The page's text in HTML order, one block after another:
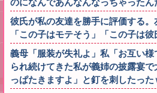
のになんであんなんなっちゃったん
彼氏が私の友達を勝手に評価する
「この子はモテそう」「この子は彼
義母「服装が失礼よ」私「お互い
られ続けてきた私が義姉の披露宴
っぱたきますよ」と釘を刺したった